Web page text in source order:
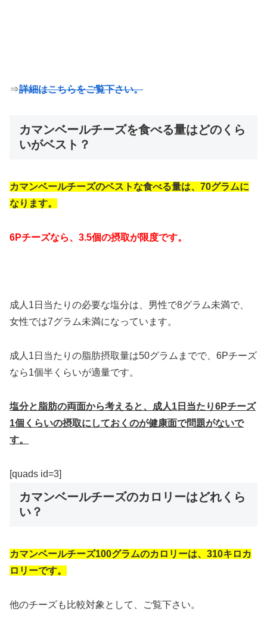
⇒詳細はこちらをご覧下さい。
カマンベールチーズを食べる量はどのくら
いがベスト？
カマンベールチーズのベストな食べる量は、70グラムに
なります。
6Pチーズなら、3.5個の摂取が限度です。
成人1日当たりの必要な塩分は、男性で8グラム未満で、
女性では7グラム未満になっています。
成人1日当たりの脂肪摂取量は50グラムまでで、6Pチーズ
なら1個半くらいが適量です。
塩分と脂肪の両面から考えると、成人1日当たり6Pチーズ
1個くらいの摂取にしておくのが健康面で問題がないで
す。
[quads id=3]
カマンベールチーズのカロリーはどれくら
い？
カマンベールチーズ100グラムのカロリーは、310キロカ
ロリーです。
他のチーズも比較対象として、ご覧下さい。